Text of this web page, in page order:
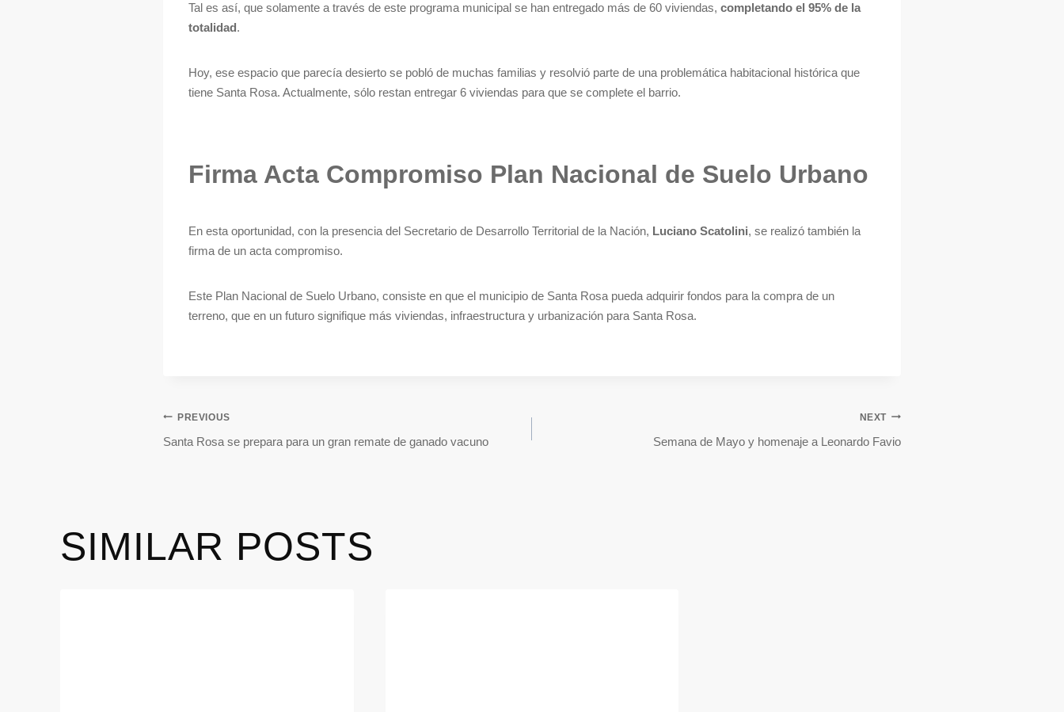
Tal es así, que solamente a través de este programa municipal se han entregado más de 60 viviendas, completando el 95% de la
totalidad.
Hoy, ese espacio que parecía desierto se pobló de muchas familias y resolvió parte de una problemática habitacional histórica que
tiene Santa Rosa. Actualmente, sólo restan entregar 6 viviendas para que se complete el barrio.
Firma Acta Compromiso Plan Nacional de Suelo Urbano
En esta oportunidad, con la presencia del Secretario de Desarrollo Territorial de la Nación, Luciano Scatolini, se realizó también la
firma de un acta compromiso.
Este Plan Nacional de Suelo Urbano, consiste en que el municipio de Santa Rosa pueda adquirir fondos para la compra de un
terreno, que en un futuro signifique más viviendas, infraestructura y urbanización para Santa Rosa.
PREVIOUS
Santa Rosa se prepara para un gran remate de ganado vacuno
NEXT
Semana de Mayo y homenaje a Leonardo Favio
SIMILAR POSTS